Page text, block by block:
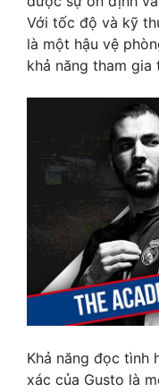
Với tốc độ và kỹ
là một hậu vệ
khả năng tham
Khả năng đọc tình
xác của Gusto là